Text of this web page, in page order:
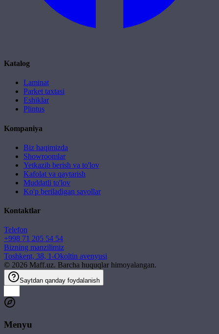
Katalog
Laminat
Parket taxtasi
Eshiklar
Plintus
Kompaniya
Biz haqimizda
Showroomlar
Yetkazib berish va to'lov
Kafolat va qaytarish
Muddatli to'lov
Ko'p beriladigan savollar
Kontaktlar
Telefon
+998 71 205 54 54
Bizning manzilimiz
Toshkent, 38, 1-Okoltin avenyusi
© 2026 Maff.uz. Barcha huquqlar himoyalangan.
Saytdan qanday foydalanish
Menyu